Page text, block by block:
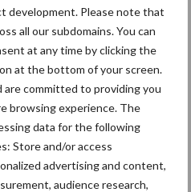
development. Please note that
all our subdomains. You can
at any time by clicking the
at the bottom of your screen.
committed to providing you
browsing experience. The
data for the following
Store and/or access
advertising and content,
audience research,
UVC